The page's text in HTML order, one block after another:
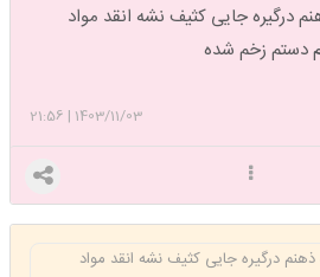
درگیره جایی کثیف نشه انقد مواد
دستم زخم شده
1403/11/03
|
21:56
درگیره جایی کثیف نشه انقد مواد